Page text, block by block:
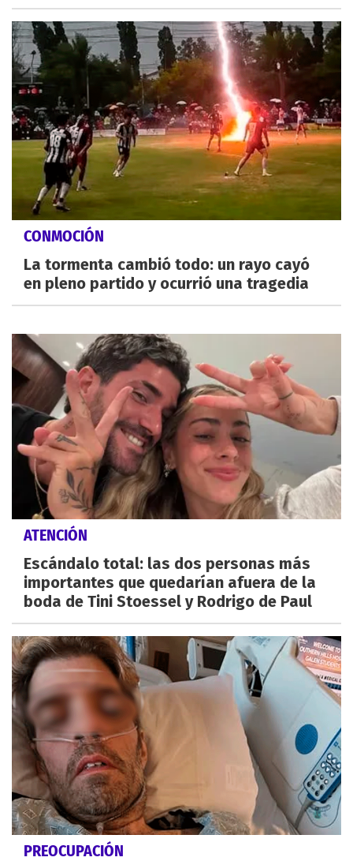
CONMOCIÓN
La tormenta cambió todo: un rayo cayó
en pleno partido y ocurrió una tragedia
ATENCIÓN
Escándalo total: las dos personas más
importantes que quedarían afuera de la
boda de Tini Stoessel y Rodrigo de Paul
PREOCUPACIÓN